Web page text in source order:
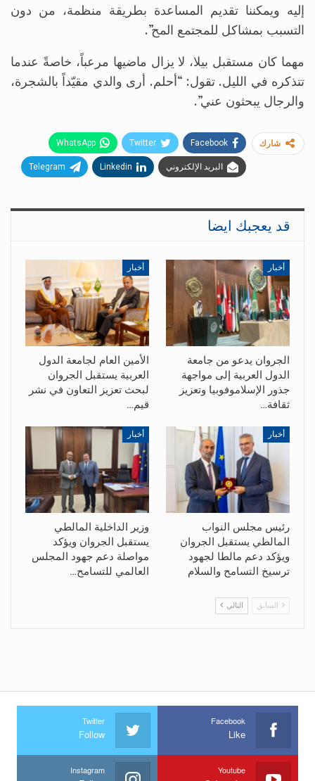
إليه ويمكننا تقديم المساعدة بطريقة منظمة، من دون
التسبب بمشاكل للمجتمع المح”.
مهما كان مستقبل بيلا، لا يزال ماضيها مرعباً، خاصةً عندما
تتذكره في الليل. تقول: “أحلم. أرى والدي مقيّداً بالشجرة،
والرجال يبحثون عني”.
شارك Facebook
Twitter
WhatsApp
البريد الإلكتروني Linkedin
Telegram
قد يعجبك ايضا
أخبار
الجروان يدعو من جامعة
الدول العربية إلى مواجهة
جذور الإسلاموفوبيا وتعزيز
ثقافة…
أخبار
الأمين العام لجامعة الدول
العربية يستقبل الجروان
لبحث تعزيز التعاون في نشر
قيم…
أخبار
رئيس مجلس النواب
المالطي يستقبل الجروان
ويؤكد دعم مالطا لجهود
ترسيخ التسامح والسلام
أخبار
وزير الداخلية المالطي
يستقبل الجروان ويؤكد
مواصلة دعم جهود المجلس
العالمي للتسامح…
السابق التالي
Facebook
Like
Twitter
Follow
Youtube
Instagram